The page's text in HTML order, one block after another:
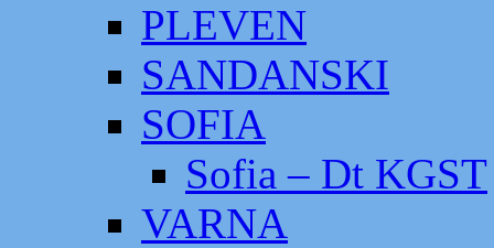
PLEVEN
SANDANSKI
SOFIA
Sofia – Dt KGST
VARNA